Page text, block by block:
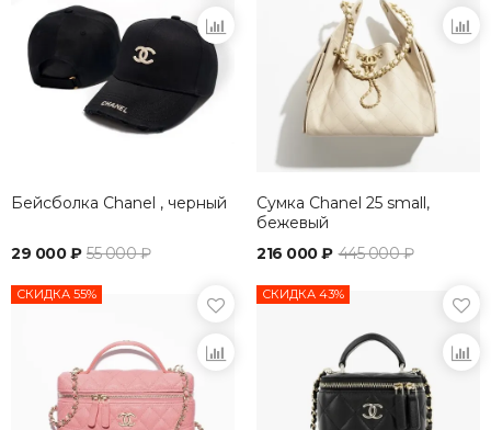
Бейсболка Chanel , черный
29 000 ₽ 55 000 ₽
Сумка Chanel 25 small,
бежевый
216 000 ₽ 445 000 ₽
СКИДКА 55% СКИДКА 43%